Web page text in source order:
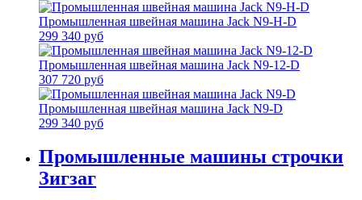
Промышленная швейная машина Jack N9-H-D
299 340 руб
Промышленная швейная машина Jack N9-12-D
307 720 руб
Промышленная швейная машина Jack N9-D
299 340 руб
Промышленные машины строчки
Зигзаг